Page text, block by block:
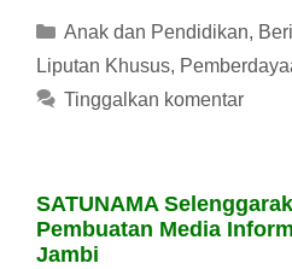
Kategori
Anak dan Pendidikan,
Liputan Khusus,
Tinggalkan komentar
SATUNAMA
Pembuatan Media
Jambi